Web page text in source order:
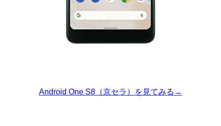
Android One S8（京セラ）を見てみる→